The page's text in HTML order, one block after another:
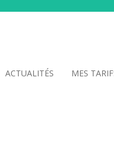
ACTUALITÉS MES